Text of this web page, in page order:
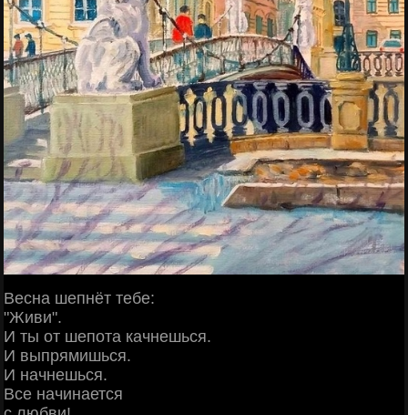
Весна шепнёт тебе:
"Живи".
И ты от шепота качнешься.
И выпрямишься.
И начнешься.
Все начинается